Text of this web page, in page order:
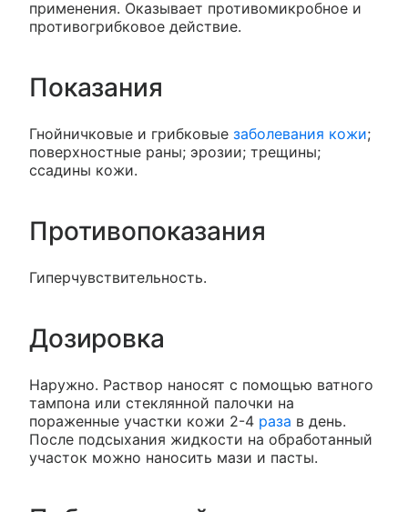
применения. Оказывает противомикробное и
противогрибковое действие.
Показания
Гнойничковые и грибковые заболевания кожи;
поверхностные раны; эрозии; трещины;
ссадины кожи.
Противопоказания
Гиперчувствительность.
Дозировка
Наружно. Раствор наносят с помощью ватного
тампона или стеклянной палочки на
пораженные участки кожи 2-4 раза в день.
После подсыхания жидкости на обработанный
участок можно наносить мази и пасты.